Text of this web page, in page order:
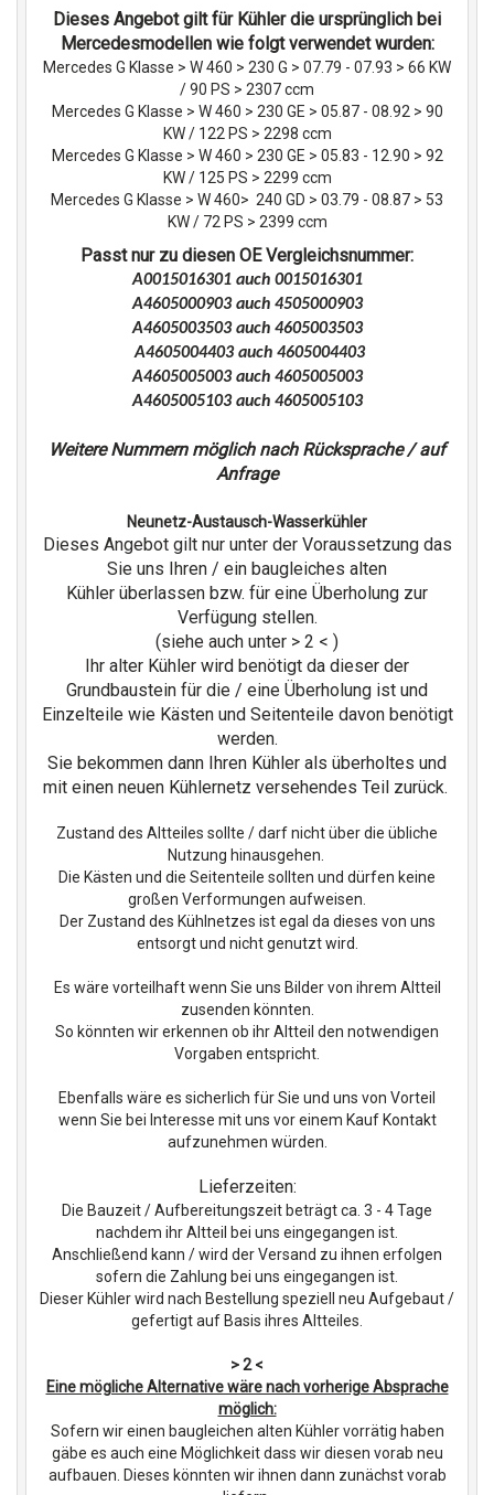
Dieses Angebot gilt für Kühler die ursprünglich bei
Mercedesmodellen wie folgt verwendet wurden:
Mercedes G Klasse > W 460 > 230 G > 07.79 - 07.93 > 66 KW
/ 90 PS > 2307 ccm
Mercedes G Klasse > W 460 > 230 GE > 05.87 - 08.92 > 90
KW / 122 PS > 2298 ccm
Mercedes G Klasse > W 460 > 230 GE > 05.83 - 12.90 > 92
KW / 125 PS > 2299 ccm
Mercedes G Klasse > W 460> 240 GD > 03.79 - 08.87 > 53
KW / 72 PS > 2399 ccm
Passt nur zu diesen OE Vergleichsnummer:
A0015016301 auch 0015016301
A4605000903 auch 4505000903
A4605003503 auch 4605003503
A4605004403 auch 4605004403
A4605005003 auch 4605005003
A4605005103 auch 4605005103
Weitere Nummern möglich nach Rücksprache / auf
Anfrage
Neunetz-Austausch-Wasserkühler
Dieses Angebot gilt nur unter der Voraussetzung das
Sie uns Ihren / ein baugleiches alten
Kühler überlassen bzw. für eine Überholung zur
Verfügung stellen.
(siehe auch unter > 2 < )
Ihr alter Kühler wird benötigt da dieser der
Grundbaustein für die / eine Überholung ist und
Einzelteile wie Kästen und Seitenteile davon benötigt
werden.
Sie bekommen dann Ihren Kühler als überholtes und
mit einen neuen Kühlernetz versehendes Teil zurück.
Zustand des Altteiles sollte / darf nicht über die übliche
Nutzung hinausgehen.
Die Kästen und die Seitenteile sollten und dürfen keine
großen Verformungen aufweisen.
Der Zustand des Kühlnetzes ist egal da dieses von uns
entsorgt und nicht genutzt wird.
Es wäre vorteilhaft wenn Sie uns Bilder von ihrem Altteil
zusenden könnten.
So könnten wir erkennen ob ihr Altteil den notwendigen
Vorgaben entspricht.
Ebenfalls wäre es sicherlich für Sie und uns von Vorteil
wenn Sie bei Interesse mit uns vor einem Kauf Kontakt
aufzunehmen würden.
Lieferzeiten:
Die Bauzeit / Aufbereitungszeit beträgt ca. 3 - 4 Tage
nachdem ihr Altteil bei uns eingegangen ist.
Anschließend kann / wird der Versand zu ihnen erfolgen
sofern die Zahlung bei uns eingegangen ist.
Dieser Kühler wird nach Bestellung speziell neu Aufgebaut /
gefertigt auf Basis ihres Altteiles.
> 2 <
Eine mögliche Alternative wäre nach vorherige Absprache
möglich:
Sofern wir einen baugleichen alten Kühler vorrätig haben
gäbe es auch eine Möglichkeit dass wir diesen vorab neu
aufbauen. Dieses könnten wir ihnen dann zunächst vorab